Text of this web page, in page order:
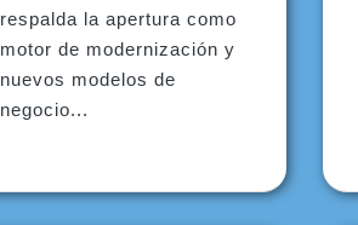
respalda la apertura como
motor de modernización y
nuevos modelos de
negocio...